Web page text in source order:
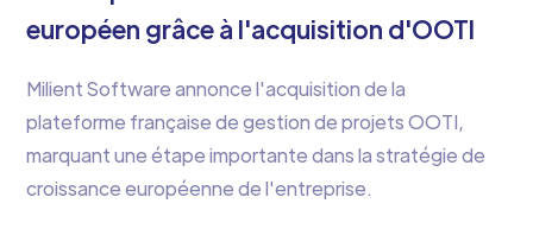
européen grâce à l'acquisition d'OOTI
Milient Software annonce l'acquisition de la
plateforme française de gestion de projets OOTI,
marquant une étape importante dans la stratégie de
croissance européenne de l'entreprise.